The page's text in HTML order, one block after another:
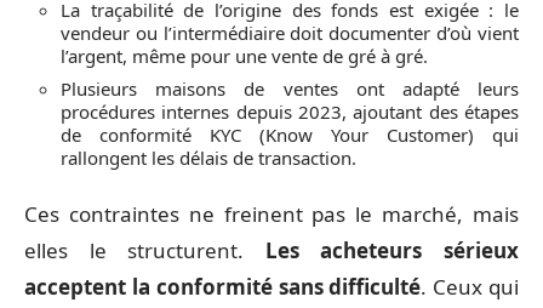
La traçabilité de l’origine des fonds est exigée : le
vendeur ou l’intermédiaire doit documenter d’où vient
l’argent, même pour une vente de gré à gré.
Plusieurs maisons de ventes ont adapté leurs
procédures internes depuis 2023, ajoutant des étapes
de conformité KYC (Know Your Customer) qui
rallongent les délais de transaction.
Ces contraintes ne freinent pas le marché, mais
elles le structurent. Les acheteurs sérieux
acceptent la conformité sans difficulté. Ceux qui